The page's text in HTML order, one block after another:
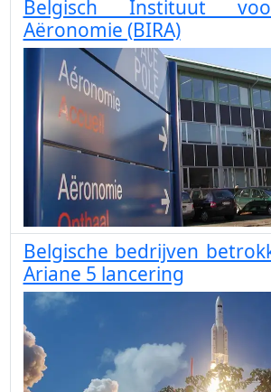
Belgisch Instituut
Aëronomie (BIRA)
Belgische bedrijven
Ariane 5 lancering